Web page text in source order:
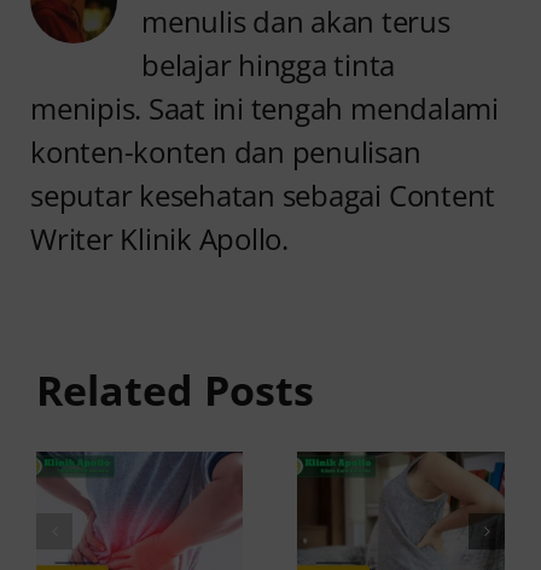
menulis dan akan terus
belajar hingga tinta
menipis. Saat ini tengah mendalami
konten-konten dan penulisan
seputar kesehatan sebagai Content
Writer Klinik Apollo.
Related Posts
Sering
Kambuh
dan Cara
Atasinya
Penyebab
dan
Solusinya